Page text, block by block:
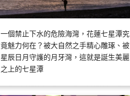
一個禁止下水的危險海灣，花蓮七星潭究
竟魅力何在？被大自然之手精心雕琢、被
星辰日月守護的月牙灣，這就是誕生美麗
之上的七星潭